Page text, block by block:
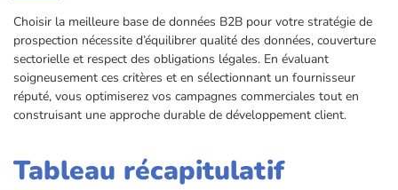
Choisir la meilleure base de données B2B pour votre stratégie de
prospection nécessite d’équilibrer qualité des données, couverture
sectorielle et respect des obligations légales. En évaluant
soigneusement ces critères et en sélectionnant un fournisseur
réputé, vous optimiserez vos campagnes commerciales tout en
construisant une approche durable de développement client.
Tableau récapitulatif